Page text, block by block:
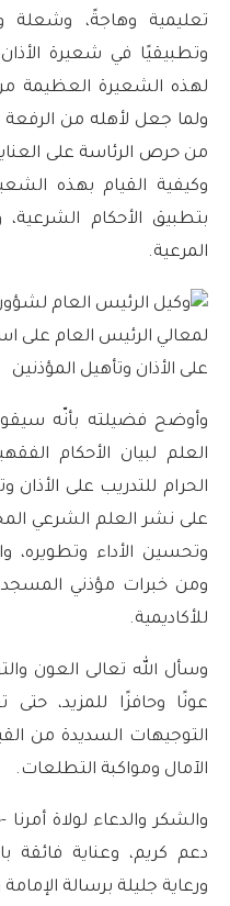
تعليمية وهاجةً، وشعلة
وتطبيقيًا في شعيرة
لهذه الشعيرة العظيمة
ولما جعل لأهله من الرفعة
من حرص الرئاسة على
وكيفية القيام بهذه
بتطبيق الأحكام الشرعية،
المرعية.
وأوضح فضيلته بأنّه
العلم لبيان الأحكام
الحرام للتدريب على الأذان
على نشر العلم الشرعي
وتحسين الأداء وتطويره،
ومن خبرات مؤذني المسجد
للأكاديمية.
وسأل الله تعالى العون
عونًا وحافزًا للمزيد،
التوجيهات السديدة من
الآمال ومواكبة التطلعات.
والشكر والدعاء لولاة
دعم كريم، وعناية فائقة
ورعاية جليلة برسالة الإمامة